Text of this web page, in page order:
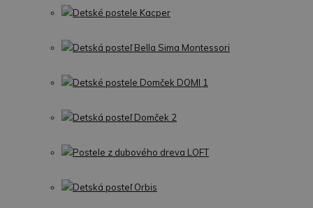
Detské postele Kacper
Detská posteľ Bella Sima Montessori
Detské postele Domček DOMI 1
Detská posteľ Domček 2
Postele z dubového dreva LOFT
Detská posteľ Orbis